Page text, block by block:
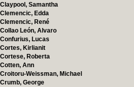
Claypool, Samantha
Clemencic, Edda
Clemencic, René
Collao León, Alvaro
Confurius, Lucas
Cortes, Kirlianit
Cortese, Roberta
Cotten, Ann
Croitoru-Weissman, Michael
Crumb, George